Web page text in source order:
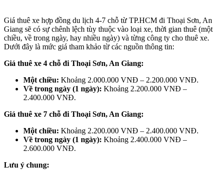
Giá thuê xe hợp đồng du lịch 4-7 chỗ từ TP.HCM đi Thoại Sơn, An
Giang sẽ có sự chênh lệch tùy thuộc vào loại xe, thời gian thuê (một
chiều, về trong ngày, hay nhiều ngày) và từng công ty cho thuê xe.
Dưới đây là mức giá tham khảo từ các nguồn thông tin:
Giá thuê xe 4 chỗ đi Thoại Sơn, An Giang:
Một chiều: Khoảng 2.000.000 VNĐ – 2.200.000 VNĐ.
Về trong ngày (1 ngày): Khoảng 2.200.000 VNĐ –
2.400.000 VNĐ.
Giá thuê xe 7 chỗ đi Thoại Sơn, An Giang:
Một chiều: Khoảng 2.200.000 VNĐ – 2.400.000 VNĐ.
Về trong ngày (1 ngày): Khoảng 2.400.000 VNĐ –
2.600.000 VNĐ.
Lưu ý chung: